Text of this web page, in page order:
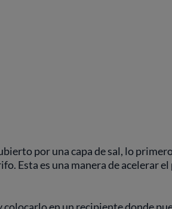
por una capa de sal, lo
Esta es una manera de acelerar